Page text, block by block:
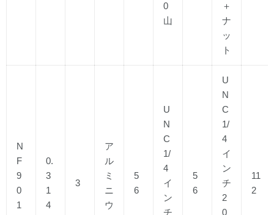
0
山
＋
ナ
ッ
ト
N
F
9
0
1
0.
3
1
4
3
ア
ル
ミ
ニ
ウ
5
6
U
N
C
1/
4
イ
ン
チ
5
6
U
N
C
1/
4
イ
ン
チ
2
0
11
2